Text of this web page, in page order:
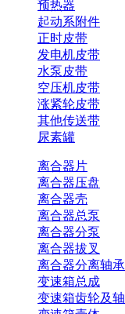
预热器
起动系附件
正时皮带
发电机皮带
水泵皮带
空压机皮带
涨紧轮皮带
其他传送带
尿素罐
离合器片
离合器压盘
离合器壳
离合器总泵
离合器分泵
离合器拔叉
离合器分离轴承
变速箱总成
变速箱齿轮及轴